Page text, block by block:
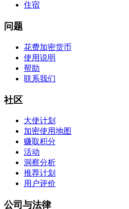
住宿
问题
花费加密货币
使用说明
帮助
联系我们
社区
大使计划
加密使用地图
赚取积分
活动
洞察分析
推荐计划
用户评价
公司与法律